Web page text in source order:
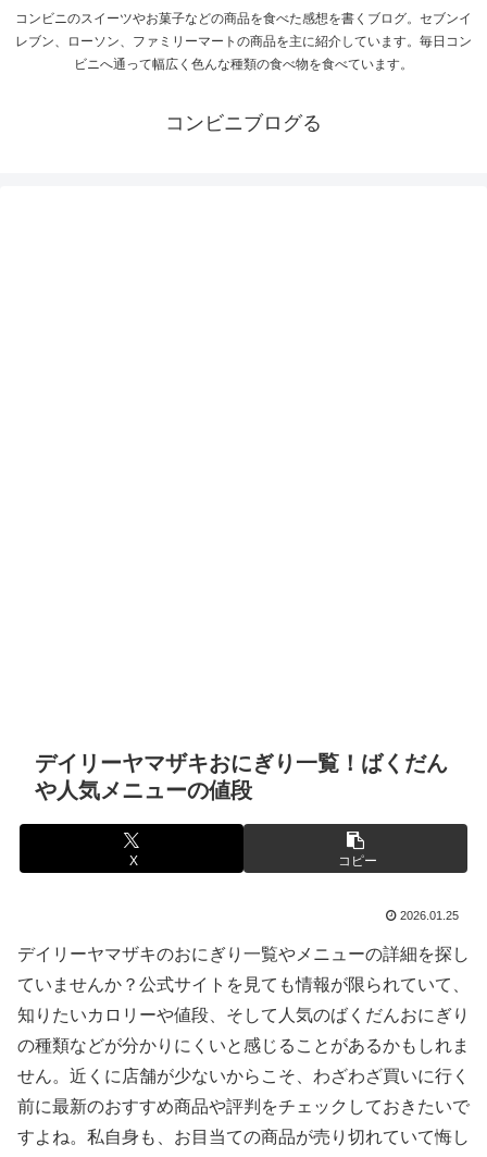
コンビニのスイーツやお菓子などの商品を食べた感想を書くブログ。セブンイ
レブン、ローソン、ファミリーマートの商品を主に紹介しています。毎日コン
ビニへ通って幅広く色んな種類の食べ物を食べています。
コンビニブログる
デイリーヤマザキおにぎり一覧！ばくだん
や人気メニューの値段
X コピー
2026.01.25
デイリーヤマザキのおにぎり一覧やメニューの詳細を探し
ていませんか？公式サイトを見ても情報が限られていて、
知りたいカロリーや値段、そして人気のばくだんおにぎり
の種類などが分かりにくいと感じることがあるかもしれま
せん。近くに店舗が少ないからこそ、わざわざ買いに行く
前に最新のおすすめ商品や評判をチェックしておきたいで
すよね。私自身も、お目当ての商品が売り切れていて悔し